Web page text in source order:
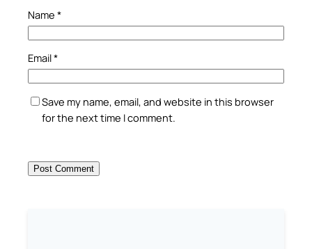
Name *
Email*
Save my name, email, and website in this browser
for the next time I comment.